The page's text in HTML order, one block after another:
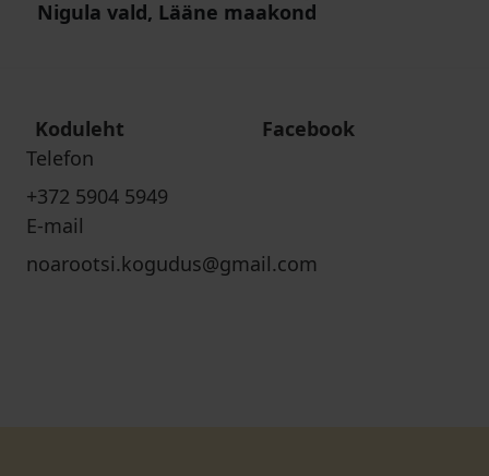
Nigula vald, Lääne maakond
Koduleht
Facebook
Telefon
+372 5904 5949
E-mail
noarootsi.kogudus@gmail.com